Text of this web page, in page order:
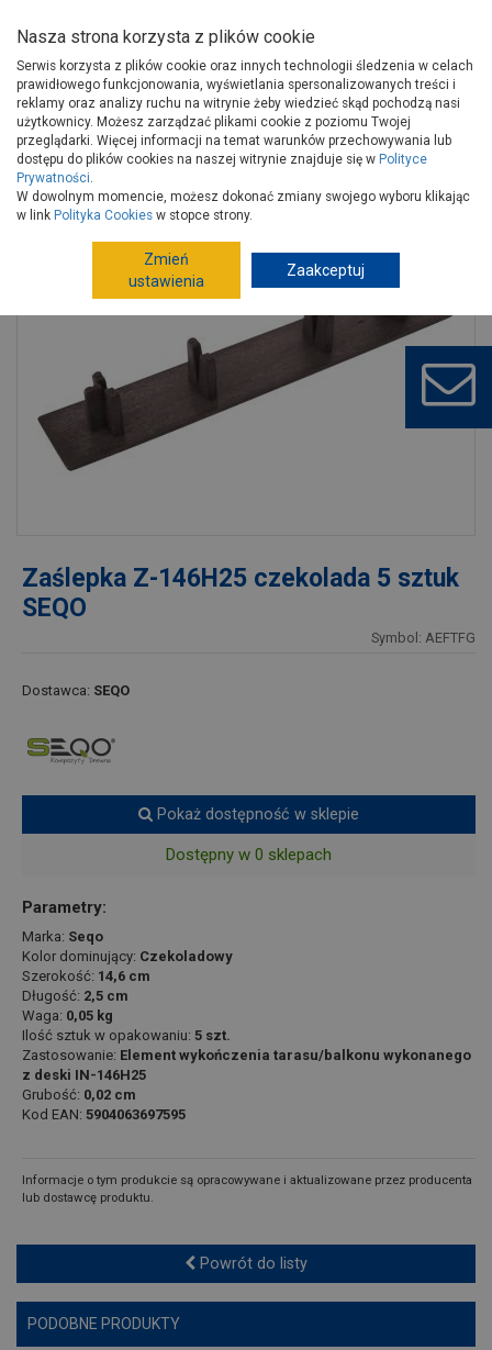
Strona główna Wokół domu
Tarasy
Akcesoria do tarasów
Akcesoria do obróbki tarasów
Zaślepka Z-146H25 czekolada 5 sztuk SEQO
Zaślepka Z-146H25 czekolada 5 sztuk
SEQO
Symbol: AEFTFG
Dostawca: SEQO
Pokaż dostępność w sklepie
Dostępny w 0 sklepach
Parametry:
Marka: Seqo
Kolor dominujący: Czekoladowy
Szerokość: 14,6 cm
Długość: 2,5 cm
Waga: 0,05 kg
Ilość sztuk w opakowaniu: 5 szt.
Zastosowanie: Element wykończenia tarasu/balkonu wykonanego
z deski IN-146H25
Grubość: 0,02 cm
Kod EAN: 5904063697595
Informacje o tym produkcie są opracowywane i aktualizowane przez producenta
lub dostawcę produktu.
Powrót do listy
PODOBNE PRODUKTY
Nasza strona korzysta z plików cookie
Serwis korzysta z plików cookie oraz innych technologii śledzenia w celach
prawidłowego funkcjonowania, wyświetlania spersonalizowanych treści i
reklamy oraz analizy ruchu na witrynie żeby wiedzieć skąd pochodzą nasi
użytkownicy. Możesz zarządzać plikami cookie z poziomu Twojej
przeglądarki. Więcej informacji na temat warunków przechowywania lub
dostępu do plików cookies na naszej witrynie znajduje się w Polityce
Prywatności.
W dowolnym momencie, możesz dokonać zmiany swojego wyboru klikając
w link Polityka Cookies w stopce strony.
Zmień
ustawienia
Zaakceptuj